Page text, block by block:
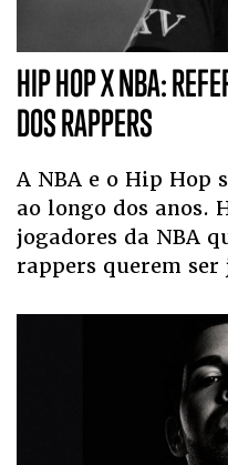
HIP HOP X NBA:
DOS RAPPERS
A NBA e o Hip Hop
ao longo dos anos.
jogadores da NBA
rappers querem ser